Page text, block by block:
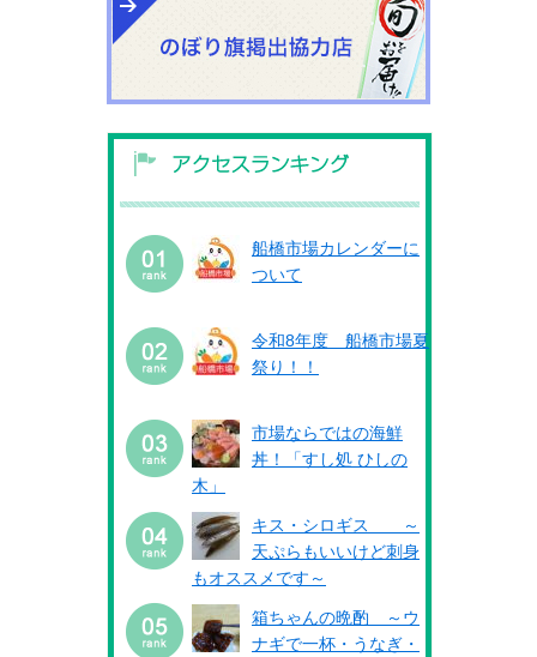
船橋市場カレンダーに
ついて
令和8年度 船橋市場夏
祭り！！
市場ならではの海鮮
丼！「すし処 ひしの
木」
キス・シロギス ～
天ぷらもいいけど刺身
もオススメです～
箱ちゃんの晩酌 ～ウ
ナギで一杯・うなぎ・